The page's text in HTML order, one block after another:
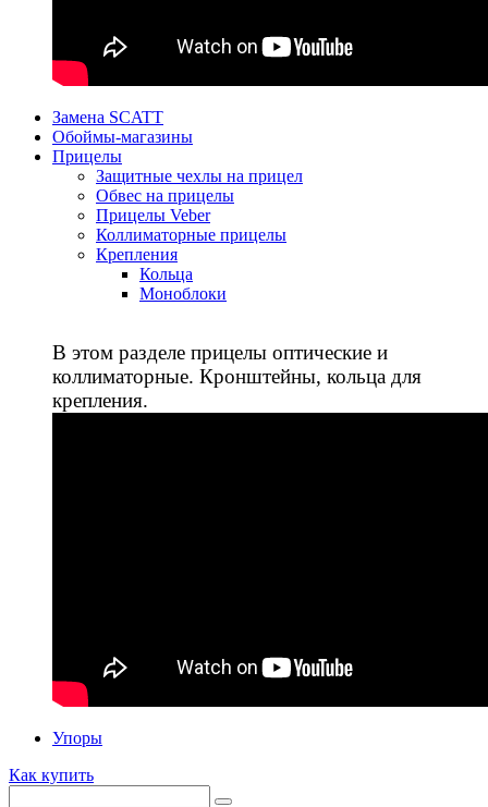
Замена SCATT
Обоймы-магазины
Прицелы
Защитные чехлы на прицел
Обвес на прицелы
Прицелы Veber
Коллиматорные прицелы
Крепления
Кольца
Моноблоки
В этом разделе прицелы оптические и
коллиматорные. Кронштейны, кольца для
крепления.
Упоры
Как купить